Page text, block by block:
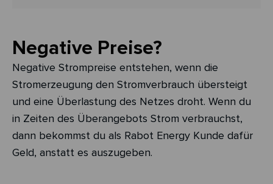
Negative Preise?
Negative Strompreise entstehen, wenn die
Stromerzeugung den Stromverbrauch übersteigt
und eine Überlastung des Netzes droht. Wenn du
in Zeiten des Überangebots Strom verbrauchst,
dann bekommst du als Rabot Energy Kunde dafür
Geld, anstatt es auszugeben.